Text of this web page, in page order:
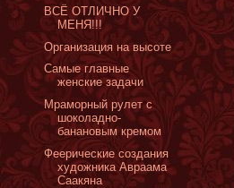
ВСЁ ОТЛИЧНО У
МЕНЯ!!!
Организация на высоте
Самые главные
женские задачи
Мраморный рулет с
шоколадно-
банановым кремом
Феерические создания
художника Авраама
Саакяна